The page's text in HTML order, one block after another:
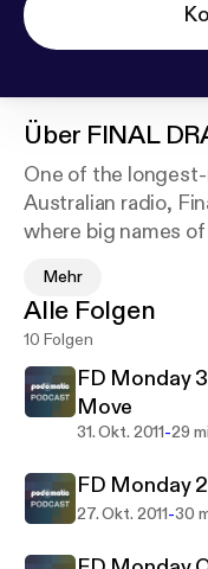
Über FINAL
One of the
Australian radio,
where big names
Produced in the
minded reading
guests and writing
world.
Each week we
readings of
documentaries,
Mehr
Alle Folgen
10 Folgen
FD Monday
Move
31. Okt. 2011-29
FD Monday
27. Okt. 2011-30